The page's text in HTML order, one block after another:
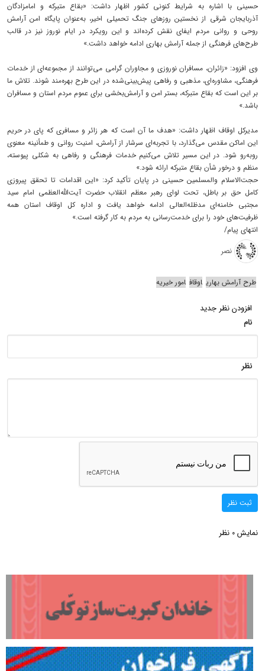
حسینی با اشاره به شرایط کنونی کشور اظهار داشت: «بقاع متبرکه و امامزادگان
آذربایجان شرقی از نخستین روزهای جنگ تحمیلی اخیر، به‌عنوان پایگاه امن آرامش
روحی و روانی مردم ایفای نقش کرده‌اند و این رویکرد در ایام نوروز نیز در قالب
طرح‌های فرهنگی از جمله آرامش بهاری ادامه خواهد داشت.»
وی افزود: «زائران، مسافران نوروزی و مجاوران گرامی می‌توانند از مجموعه‌ای از خدمات
فرهنگی، مشاوره‌ای، مذهبی و رفاهی پیش‌بینی‌شده در این طرح بهره‌مند شوند. تلاش ما
بر این است که بقاع متبرکه، بستر امن و آرامش‌بخشی برای عموم مردم استان و مسافران
باشد.»
مدیرکل اوقاف اظهار داشت: «هدف ما آن است که هر زائر و مسافری که پای در حریم
این اماکن مقدس می‌گذارد، با تجربه‌ای سرشار از آرامش، امنیت روانی و طمأنینه معنوی
روبه‌رو شود. در این مسیر تلاش می‌کنیم خدمات فرهنگی و رفاهی به شکلی پیوسته،
منظم و درخور شأن بقاع متبرکه ارائه شود.»
حجت‌الاسلام والمسلمین حسینی در پایان تأکید کرد: «این اقدامات تا تحقق پیروزی
کامل حق بر باطل، تحت لوای رهبر معظم انقلاب حضرت آیت‌الله‌العظمی امام سید
مجتبی خامنه‌ای مدظله‌العالی ادامه خواهد یافت و اداره کل اوقاف استان همه
ظرفیت‌های خود را برای خدمت‌رسانی به مردم به کار گرفته است.»
انتهای پیام/
نصر
طرح آرامش بهاری اوقاف امور خیریه
افزودن نظر جدید
نام
نظر
ثبت نظر
نمایش 0 نظر